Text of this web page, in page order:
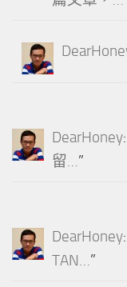
DearHoney
留…”
DearHoney
TAN…”